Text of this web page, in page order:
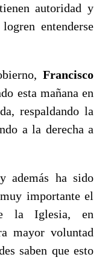
autoridad y
entenderse
Francisco
esta mañana en
respaldando la
a la derecha a
además ha sido
importante el
la Iglesia, en
mayor voluntad
saben que esto